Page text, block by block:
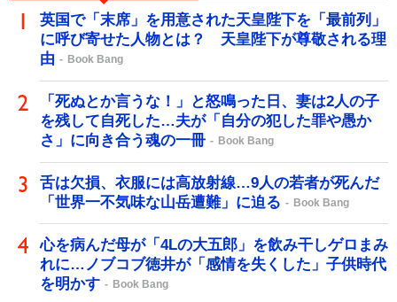
英国で「末席」を用意された天皇陛下を「最前列」
に呼び寄せた人物とは？ 天皇陛下が尊敬される理
由
Book Bang
「死ぬとか言うな！」と怒鳴った日、妻は2人の子
を残して自死した…夫が「自分の犯した罪や愚か
さ」に向き合う魂の一冊
Book Bang
舌は欠損、衣服には高放射線…9人の若者が死んだ
「世界一不気味な山岳遭難」に迫る
Book Bang
心を病んだ母が「4Lの大五郎」を飲み干しゲロまみ
れに…ノブコブ徳井が「感情を失くした」子供時代
を明かす
Book Bang